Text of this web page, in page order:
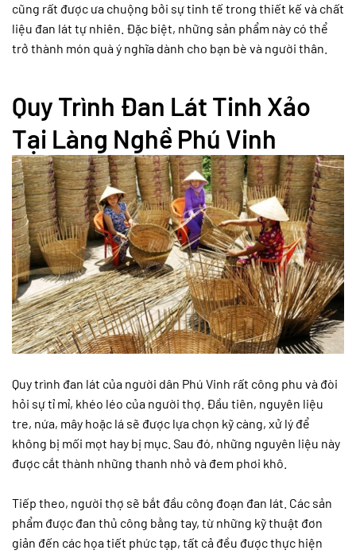
cũng rất được ưa chuộng bởi sự tinh tế trong thiết kế và chất
liệu đan lát tự nhiên. Đặc biệt, những sản phẩm này có thể
trở thành món quà ý nghĩa dành cho bạn bè và người thân.
Quy Trình Đan Lát Tinh Xảo
Tại Làng Nghề Phú Vinh
Quy trình đan lát của người dân Phú Vinh rất công phu và đòi
hỏi sự tỉ mỉ, khéo léo của người thợ. Đầu tiên, nguyên liệu
tre, nứa, mây hoặc lá sẽ được lựa chọn kỹ càng, xử lý để
không bị mối mọt hay bị mục. Sau đó, những nguyên liệu này
được cắt thành những thanh nhỏ và đem phơi khô.
Tiếp theo, người thợ sẽ bắt đầu công đoạn đan lát. Các sản
phẩm được đan thủ công bằng tay, từ những kỹ thuật đơn
giản đến các họa tiết phức tạp, tất cả đều được thực hiện